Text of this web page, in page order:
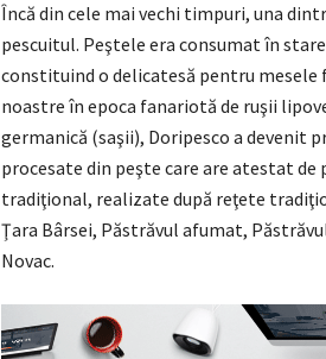
Încă din cele mai vechi timpuri, una
pescuitul. Peştele era consumat în
constituind o delicatesă pentru mesele
noastre în epoca fanariotă de ruşii
germanică (saşii), Doripesco a devenit
procesate din peşte care are atestat
tradiţional, realizate după reţete
Ţara Bârsei, Păstrăvul afumat,
Novac.